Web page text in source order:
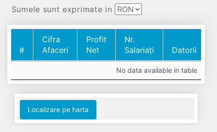
Sumele sunt exprimate in
#
Cifra
Afaceri
Profit
Net
Nr.
Salariați
Datorii
Afaceri
Net
Nr.
Salariați
Datorii
No data available in table
Localizare pe harta